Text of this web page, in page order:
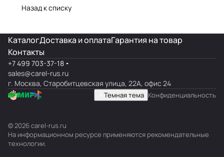
поломок и
Назад к списку
КаталогДоставка и оплатаГарантия на товар
Контакты
+7 499 703-37-18
sales@carel-rus.ru
г. Москва, Старобитцевская улица, 22А, офис 24
Темная тема Конфиденциальность
© 2026 carel-rus.ru
На информационном ресурсе применяются рекомендательные
технологии.